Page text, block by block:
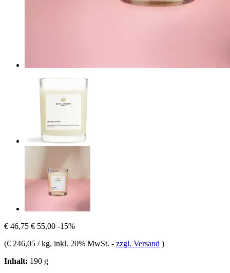
€ 46,75 € 55,00 -15%
(€ 246,05 / kg, inkl. 20% MwSt. - zzgl. Versand )
Inhalt: 190 g